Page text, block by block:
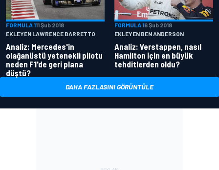
FORMULA 111 Şub 2018
EKLEYEN LAWRENCE BARRETTO
Analiz: Mercedes'in
olağanüstü yetenekli pilotu
neden F1'de geri plana
düştü?
FORMULA 16 Şub 2018
EKLEYEN BEN ANDERSON
Analiz: Verstappen, nasıl
Hamilton için en büyük
tehditlerden oldu?
DAHA FAZLASINI GÖRÜNTÜLE